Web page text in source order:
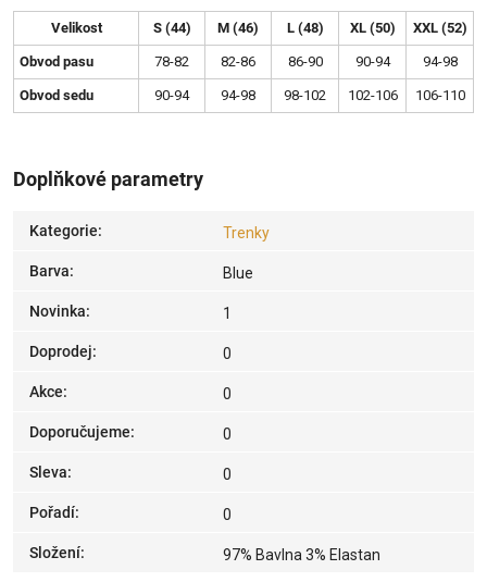
Velikost S (44) M (46) L (48) XL (50) XXL (52)
Obvod pasu 78-82 82-86 86-90 90-94 94-98
Obvod sedu 90-94 94-98 98-102 102-106 106-110
Doplňkové parametry
Kategorie: Trenky
Barva: Blue
Novinka: 1
Doprodej: 0
Akce: 0
Doporučujeme: 0
Sleva: 0
Pořadí: 0
Složení: 97% Bavlna 3% Elastan